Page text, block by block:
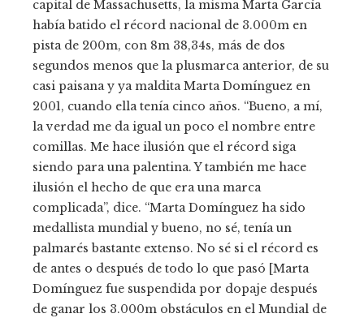
capital de Massachusetts, la misma Marta García
había batido el récord nacional de 3.000m en
pista de 200m, con 8m 38,34s, más de dos
segundos menos que la plusmarca anterior, de su
casi paisana y ya maldita Marta Domínguez en
2001, cuando ella tenía cinco años. “Bueno, a mí,
la verdad me da igual un poco el nombre entre
comillas. Me hace ilusión que el récord siga
siendo para una palentina. Y también me hace
ilusión el hecho de que era una marca
complicada”, dice. “Marta Domínguez ha sido
medallista mundial y bueno, no sé, tenía un
palmarés bastante extenso. No sé si el récord es
de antes o después de todo lo que pasó [Marta
Domínguez fue suspendida por dopaje después
de ganar los 3.000m obstáculos en el Mundial de